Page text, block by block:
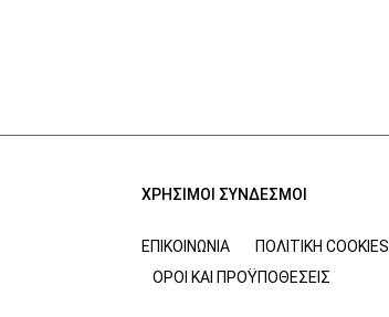
ΧΡΗΣΙΜΟΙ ΣΥΝΔΕΣΜΟΙ
ΕΠΙΚΟΙΝΩΝΊΑ ΠΟΛΙΤΙΚΉ COOKIES
ΌΡΟΙ ΚΑΙ ΠΡΟΫΠΟΘΈΣΕΙΣ